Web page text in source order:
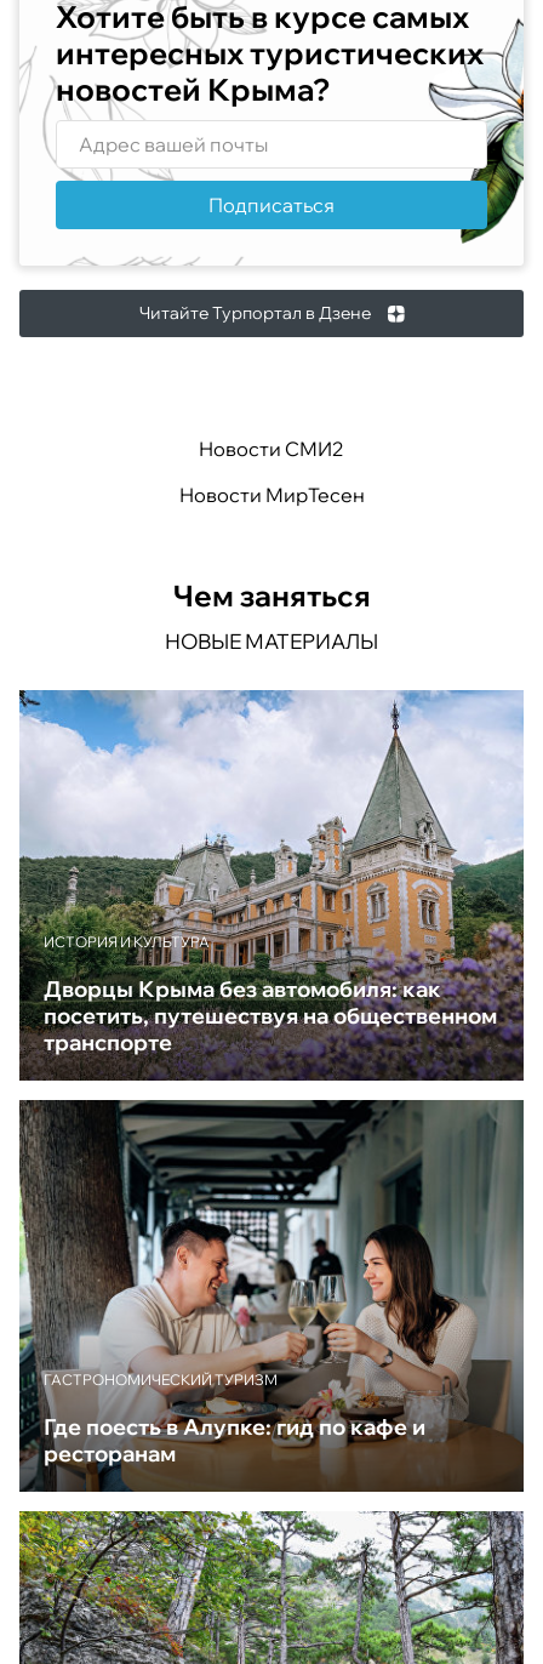
Хотите быть в курсе самых
интересных туристических
новостей Крыма?
Подписаться
Читайте Турпортал в Дзене
Новости СМИ2
Новости МирТесен
Чем заняться
НОВЫЕ МАТЕРИАЛЫ
ИСТОРИЯ И КУЛЬТУРА
Дворцы Крыма без автомобиля: как
посетить, путешествуя на общественном
транспорте
ГАСТРОНОМИЧЕСКИЙ ТУРИЗМ
Где поесть в Алупке: гид по кафе и
ресторанам